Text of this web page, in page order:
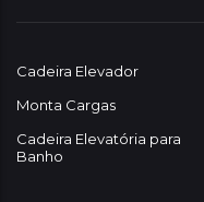
Cadeira Elevador
Monta Cargas
Cadeira Elevatória para
Banho